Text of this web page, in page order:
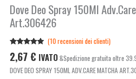
Dove Deo Spray 150Ml
Art.306426
4.80su 5
su base
di
(10recensioni dei clienti)
2,67 € IVATO &Spedizione gratuita oltre
DOVE DEO SPRAY 150ML ADV.CARE MATCHA